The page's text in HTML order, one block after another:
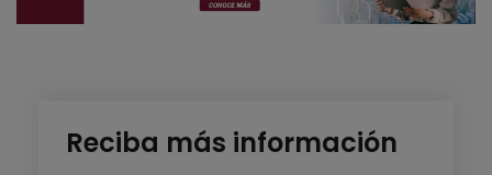
Reciba más información